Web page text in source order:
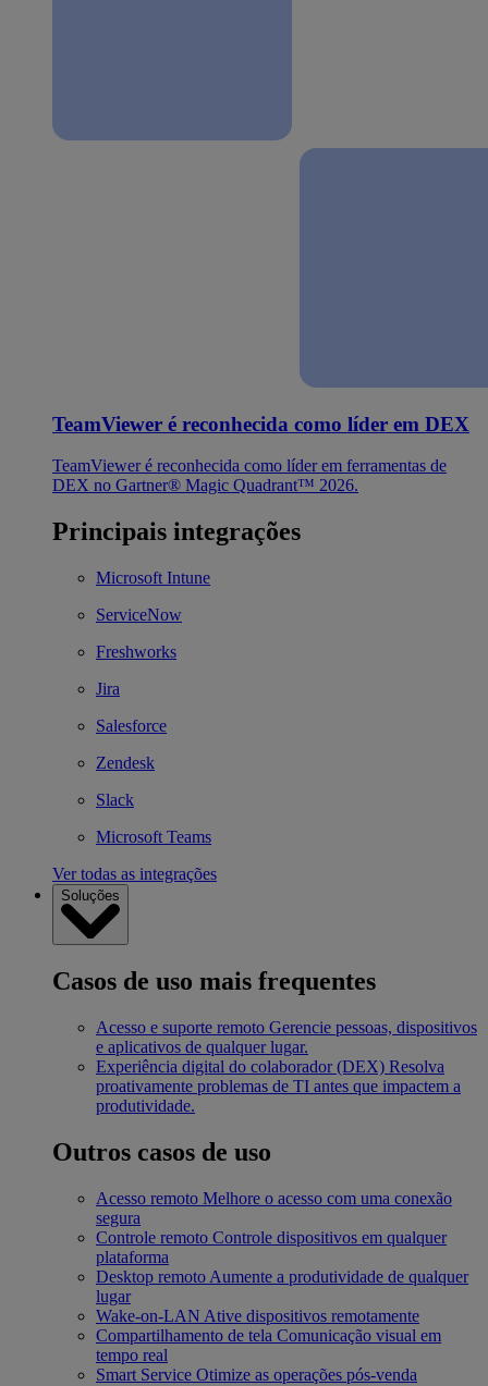
TeamViewer é reconhecida como líder em DEX
TeamViewer é reconhecida como líder em ferramentas de
DEX no Gartner® Magic Quadrant™ 2026.
Principais integrações
Microsoft Intune
ServiceNow
Freshworks
Jira
Salesforce
Zendesk
Slack
Microsoft Teams
Ver todas as integrações
Soluções
Casos de uso mais frequentes
Acesso e suporte remoto Gerencie pessoas, dispositivos
e aplicativos de qualquer lugar.
Experiência digital do colaborador (DEX) Resolva
proativamente problemas de TI antes que impactem a
produtividade.
Outros casos de uso
Acesso remoto Melhore o acesso com uma conexão
segura
Controle remoto Controle dispositivos em qualquer
plataforma
Desktop remoto Aumente a produtividade de qualquer
lugar
Wake-on-LAN Ative dispositivos remotamente
Compartilhamento de tela Comunicação visual em
tempo real
Smart Service Otimize as operações pós-venda